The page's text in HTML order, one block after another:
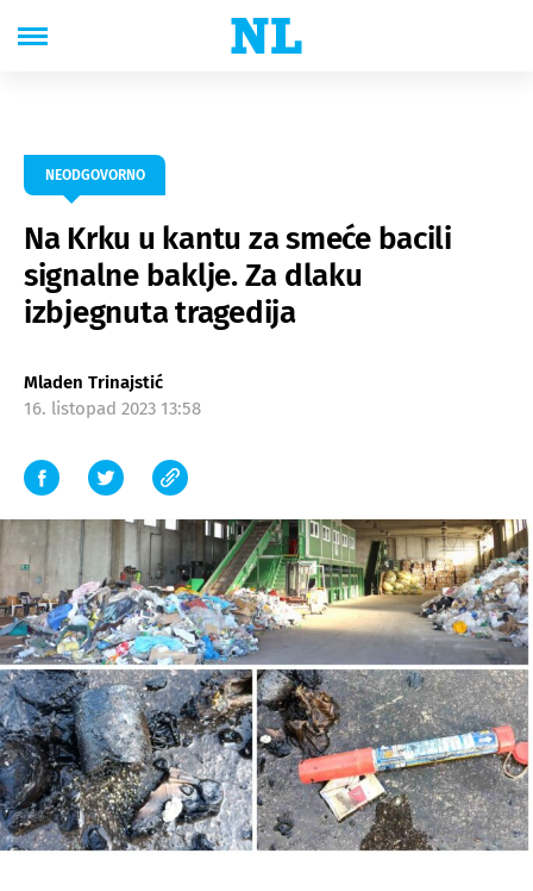
NEODGOVORNO
Na Krku u kantu za smeće bacili
signalne baklje. Za dlaku
izbjegnuta tragedija
Mladen Trinajstić
16. listopad 2023 13:58